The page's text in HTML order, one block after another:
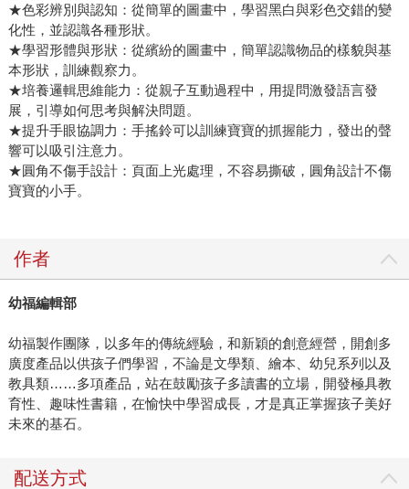
★色彩辨別與認知：從簡單的圖畫中，學習黑白與彩色交錯的變
化性，並認識各種形狀。
★學習形體與形狀：從繽紛的圖畫中，簡單認識物品的樣貌與基
本形狀，訓練觀察力。
★培養邏輯思維能力：從親子互動過程中，用提問激發語言發
展，引導如何思考與解決問題。
★提升手眼協調力：手搖鈴可以訓練寶寶的抓握能力，發出的聲
響可以吸引注意力。
★圓角不傷手設計：頁面上光處理，不容易撕破，圓角設計不傷
寶寶的小手。
作者
幼福編輯部
幼福製作團隊，以多年的傳統經驗，和新穎的創意經營，開創多
廣度產品以供孩子們學習，不論是文學類、繪本、幼兒系列以及
教具類……多項產品，站在鼓勵孩子多讀書的立場，開發極具教
育性、趣味性書籍，在愉快中學習成長，才是真正掌握孩子美好
未來的基石。
配送方式